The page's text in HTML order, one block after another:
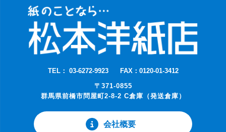
TEL： 03-6272-9923
FAX：0120-01-3412
〒371-0855
群馬県前橋市問屋町2-8-2 C倉庫（発送倉庫）
会社概要